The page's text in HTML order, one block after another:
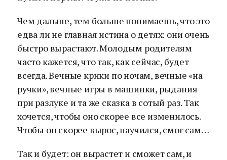
Чем дальше, тем больше понимаешь, что это
едва ли не главная истина о детях: они очень
быстро вырастают. Молодым родителям
часто кажется, что так, как сейчас, будет
всегда. Вечные крики по ночам, вечные «на
ручки», вечные игры в машинки, рыдания
при разлуке и та же сказка в сотый раз. Так
хочется, чтобы оно скорее все изменилось.
Чтобы он скорее вырос, научился, смог сам…
Так и будет: он вырастет и сможет сам, и